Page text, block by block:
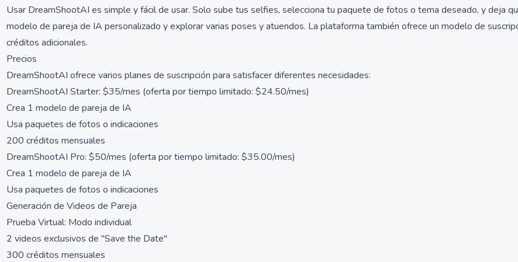
Usar DreamShootAI es simple y fácil de usar. Solo sube tus selfies, selecciona tu paquete de fotos o tema deseado, y deja
modelo de pareja de IA personalizado y explorar varias poses y atuendos. La plataforma también ofrece un modelo de
créditos adicionales.
Precios
DreamShootAI ofrece varios planes de suscripción para satisfacer diferentes necesidades:
DreamShootAI Starter: $35/mes (oferta por tiempo limitado: $24.50/mes)
Crea 1 modelo de pareja de IA
Usa paquetes de fotos o indicaciones
200 créditos mensuales
DreamShootAI Pro: $50/mes (oferta por tiempo limitado: $35.00/mes)
Crea 1 modelo de pareja de IA
Usa paquetes de fotos o indicaciones
Generación de Videos de Pareja
Prueba Virtual: Modo individual
2 videos exclusivos de "Save the Date"
300 créditos mensuales